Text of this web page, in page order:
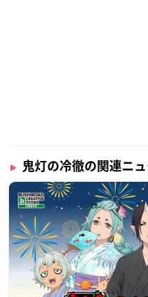
鬼灯の冷徹の関連ニ